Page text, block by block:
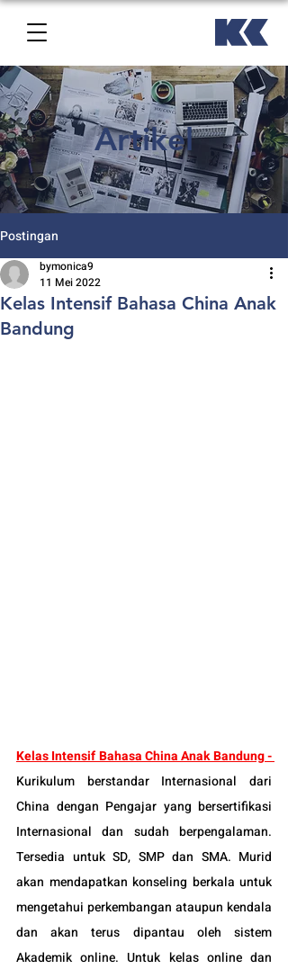
Artikel
Postingan
Kelas Intensif Bahasa China Anak
Bandung
bymonica9
11 Mei 2022
Kelas Intensif Bahasa China Anak Bandung -
Kurikulum berstandar Internasional dari
China dengan Pengajar yang bersertifikasi
Internasional dan sudah berpengalaman.
Tersedia untuk SD, SMP dan SMA. Murid
akan mendapatkan konseling berkala untuk
mengetahui perkembangan ataupun kendala
dan akan terus dipantau oleh sistem
Akademik online. Untuk kelas online dan